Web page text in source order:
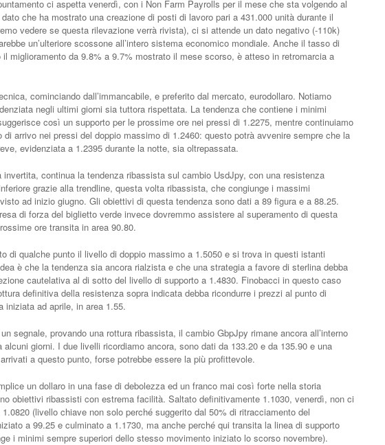
ci aspetta venerdì, con i Non Farm Payrolls per il mese che sta volgendo al
che ha mostrato una creazione di posti di lavoro pari a 431.000 unità durante il
vedere se questa rilevazione verrà rivista), ci si attende un dato negativo (-110k)
un’ulteriore scossone all’intero sistema economico mondiale. Anche il tasso di
miglioramento da 9.8% a 9.7% mostrato il mese scorso, è atteso in retromarcia a
cominciando dall’immancabile, e preferito dal mercato, eurodollaro. Notiamo
negli ultimi giorni sia tuttora rispettata. La tendenza che contiene i minimi
così un supporto per le prossime ore nei pressi di 1.2275, mentre continuiamo
di arrivo nei pressi del doppio massimo di 1.2460: questo potrà avvenire sempre che la
evidenziata a 1.2395 durante la notte, sia oltrepassata.
continua la tendenza ribassista sul cambio UsdJpy, con una resistenza
grazie alla trendline, questa volta ribassista, che congiunge i massimi
ad inizio giugno. Gli obiettivi di questa tendenza sono dati a 89 figura e a 88.25.
di forza del biglietto verde invece dovremmo assistere al superamento di questa
ore transita in area 90.80.
di qualche punto il livello di doppio massimo a 1.5050 e si trova in questi istanti
è che la tendenza sia ancora rialzista e che una strategia a favore di sterlina debba
cautelativa al di sotto del livello di supporto a 1.4830. Finobacci in questo caso
definitiva della resistenza sopra indicata debba ricondurre i prezzi al punto di
iniziata ad aprile, in area 1.55.
segnale, provando una rottura ribassista, il cambio GbpJpy rimane ancora all’interno
alcuni giorni. I due livelli ricordiamo ancora, sono dati da 133.20 e da 135.90 e una
a questo punto, forse potrebbe essere la più profittevole.
un dollaro in una fase di debolezza ed un franco mai così forte nella storia
obiettivi ribassisti con estrema facilità. Saltato definitivamente 1.1030, venerdì, non ci
(livello chiave non solo perché suggerito dal 50% di ritracciamento del
a 99.25 e culminato a 1.1730, ma anche perché qui transita la linea di supporto
i minimi sempre superiori dello stesso movimento iniziato lo scorso novembre).